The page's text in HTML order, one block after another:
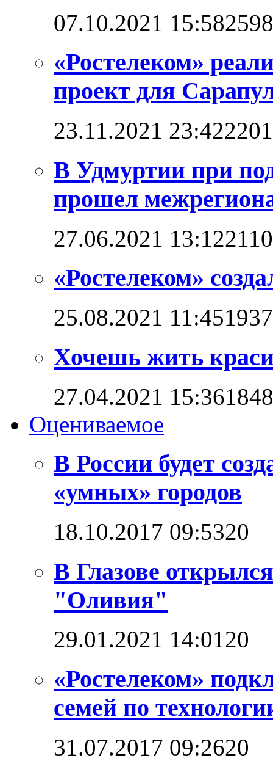
07.10.2021 15:58
«Ростелеком»
проект для
23.11.2021 23:42
В Удмуртии при
прошел
27.06.2021 13:12
«Ростелеком»
25.08.2021 11:45
Хочешь жить
27.04.2021 15:36
Оцениваемое
В России будет
«умных» городов
18.10.2017 09:5320
В Глазове
"Оливия"
29.01.2021 14:0120
«Ростелеком»
семей по
31.07.2017 09:2620